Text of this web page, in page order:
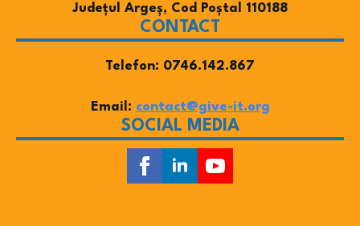
Județul Argeș, Cod Poștal 110188
CONTACT
Telefon: 0746.142.867
Email: contact@give-it.org
SOCIAL MEDIA